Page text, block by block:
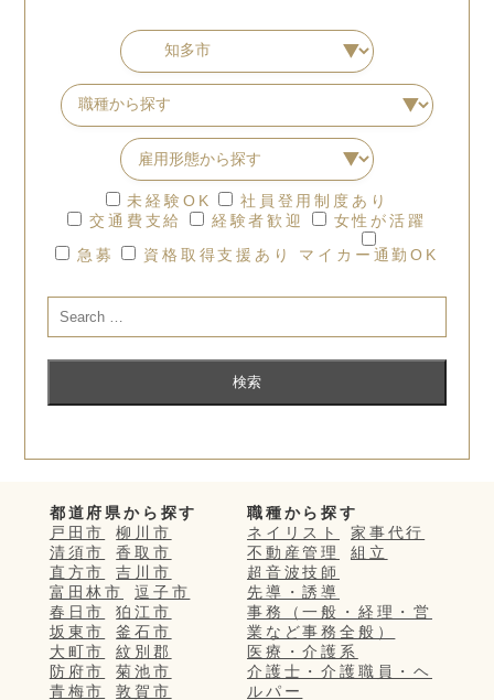
未経験OK
社員登用制度あり
交通費支給
経験者歓迎
女性が活躍
急募
資格取得支援あり マイカー通勤OK
都道府県から探す
戸田市
柳川市
清須市
香取市
直方市
吉川市
富田林市
逗子市
春日市
狛江市
坂東市
釜石市
大町市
紋別郡
防府市
菊池市
青梅市
敦賀市
職種から探す
ネイリスト
家事代行
不動産管理
組立
超音波技師
先導・誘導
事務（一般・経理・営
業など事務全般）
医療・介護系
介護士・介護職員・ヘ
ルパー